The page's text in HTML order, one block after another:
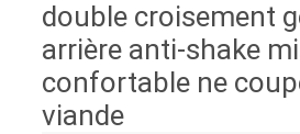
double croisement
arrière anti-shake
confortable ne
viande